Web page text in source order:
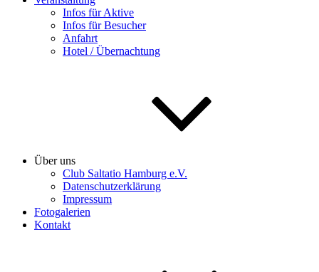
Infos für Aktive
Infos für Besucher
Anfahrt
Hotel / Übernachtung
Über uns
Club Saltatio Hamburg e.V.
Datenschutzerklärung
Impressum
Fotogalerien
Kontakt